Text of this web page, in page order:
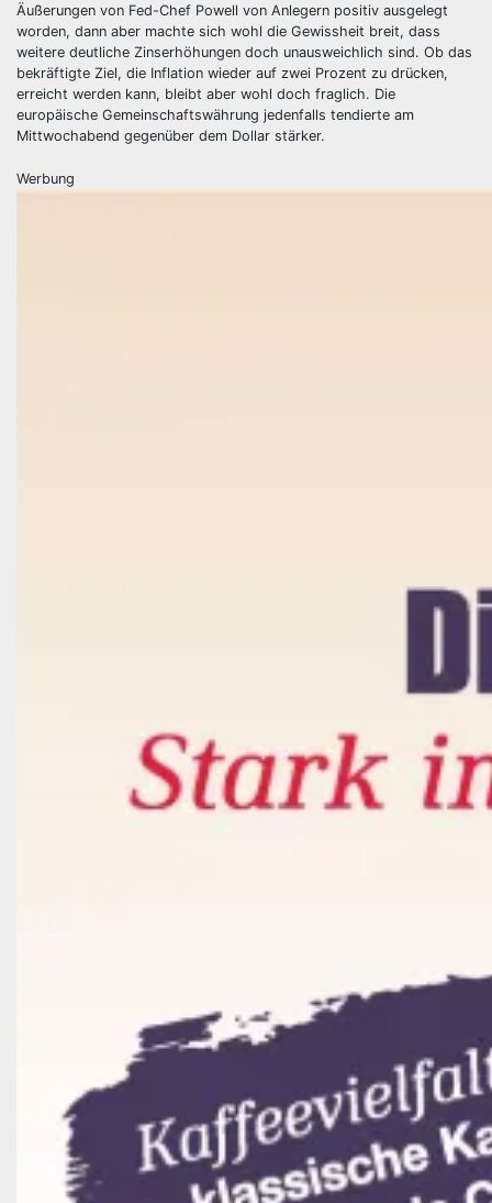
Äußerungen von Fed-Chef Powell von Anlegern positiv ausgelegt
worden, dann aber machte sich wohl die Gewissheit breit, dass
weitere deutliche Zinserhöhungen doch unausweichlich sind. Ob das
bekräftigte Ziel, die Inflation wieder auf zwei Prozent zu drücken,
erreicht werden kann, bleibt aber wohl doch fraglich. Die
europäische Gemeinschaftswährung jedenfalls tendierte am
Mittwochabend gegenüber dem Dollar stärker.
Werbung